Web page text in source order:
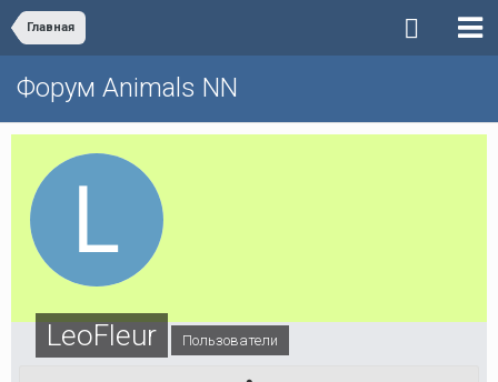
Главная
Форум Animals NN
LeoFleur Пользователи